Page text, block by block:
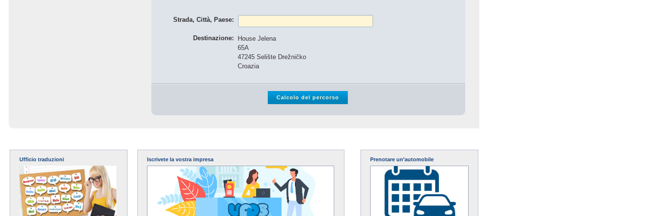
Strada, Città, Paese:
Destinazione:
House Jelena
65A
47245 Selište Drežničko
Croazia
Ufficio traduzioni Iscrivete la vostra impresa Prenotare un’automobile